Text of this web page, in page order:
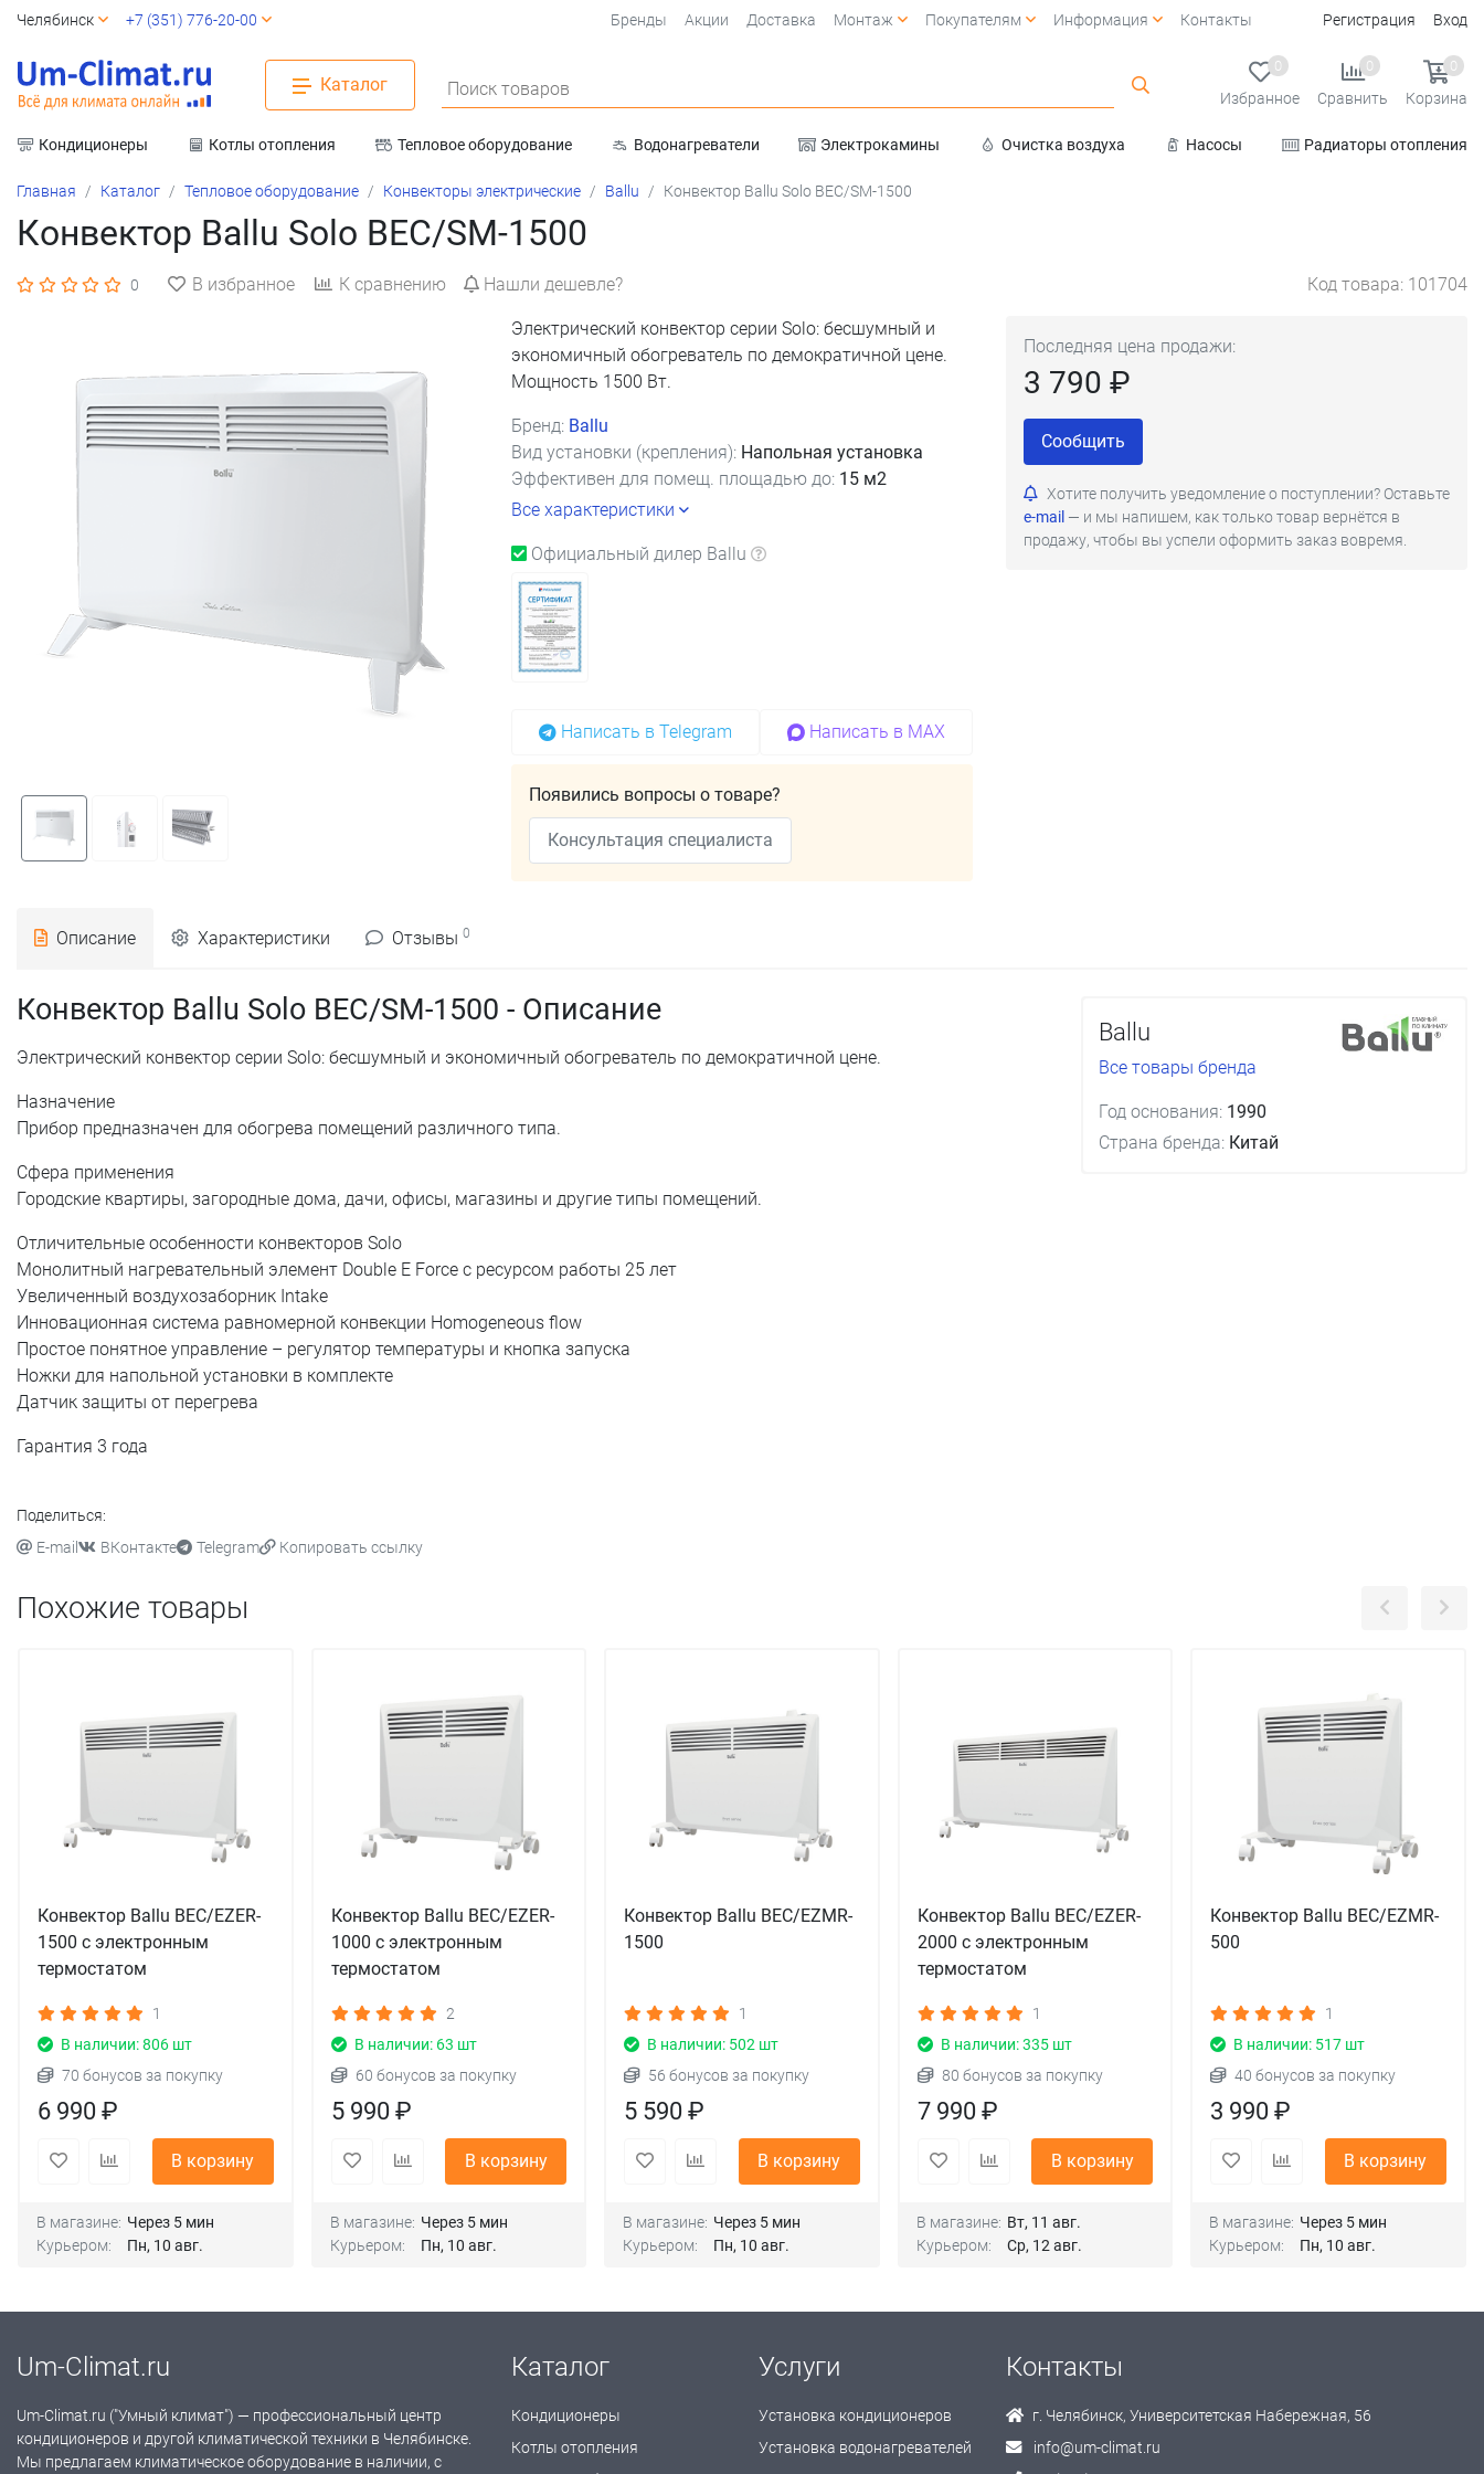
Кондиционеры Котлы отопления Тепловое оборудование Водонагреватели Электрокамины Очистка воздуха Насосы
Радиаторы отопления
Каталог Поиск товаров
0
Избранное
0
Сравнить
0
Корзина
Челябинск +7 (351) 776-20-00 Бренды Акции Доставка Монтаж Покупателям Информация Контакты Регистрация Вход
Главная Каталог Тепловое оборудование Конвекторы электрические Ballu Конвектор Ballu Solo BEC/SM-1500
Конвектор Ballu Solo BEC/SM-1500
0 Код товара: 101704
В избранное К сравнению Нашли дешевле?
Последняя цена продажи:
3 790 ₽
Сообщить
Хотите получить уведомление о поступлении? Оставьте
e-mail — и мы напишем, как только товар вернётся в
продажу, чтобы вы успели оформить заказ вовремя.
Электрический конвектор серии Solo: бесшумный и
экономичный обогреватель по демократичной цене.
Мощность 1500 Вт.
Бренд: Ballu
Вид установки (крепления): Напольная установка
Эффективен для помещ. площадью до: 15 м2
Все характеристики
Официальный дилер Ballu
Написать в Telegram Написать в MAX
Появились вопросы о товаре?
Консультация специалиста
Описание Характеристики Отзывы 0
Конвектор Ballu Solo BEC/SM-1500 - Описание
Электрический конвектор серии Solo: бесшумный и экономичный обогреватель по демократичной цене.
Назначение
Прибор предназначен для обогрева помещений различного типа.
Сфера применения
Городские квартиры, загородные дома, дачи, офисы, магазины и другие типы помещений.
Отличительные особенности конвекторов Solo
Монолитный нагревательный элемент Double E Force c ресурсом работы 25 лет
Увеличенный воздухозаборник Intake
Инновационная система равномерной конвекции Homogeneous flow
Простое понятное управление – регулятор температуры и кнопка запуска
Ножки для напольной установки в комплекте
Датчик защиты от перегрева
Гарантия 3 года
Ballu
Все товары бренда
Год основания: 1990
Страна бренда: Китай
Поделиться:
E-mail
ВКонтакте Telegram Копировать ссылку
Похожие товары
Конвектор Ballu BEC/EZER-
1500 с электронным
термостатом
1
В наличии: 806 шт
70 бонусов за покупку
6 990 ₽
В корзину
В магазине: Через 5 мин
Курьером:
Пн, 10 авг.
Конвектор Ballu BEC/EZER-
1000 с электронным
термостатом
2
В наличии: 63 шт
60 бонусов за покупку
5 990 ₽
В корзину
В магазине: Через 5 мин
Курьером:
Пн, 10 авг.
Конвектор Ballu BEC/EZMR-
1500
1
В наличии: 502 шт
56 бонусов за покупку
5 590 ₽
В корзину
В магазине: Через 5 мин
Курьером:
Пн, 10 авг.
Конвектор Ballu BEC/EZER-
2000 с электронным
термостатом
1
В наличии: 335 шт
80 бонусов за покупку
7 990 ₽
В корзину
В магазине: Вт, 11 авг.
Курьером:
Ср, 12 авг.
Конвектор Ballu BEC/EZMR-
500
1
В наличии: 517 шт
40 бонусов за покупку
3 990 ₽
В корзину
В магазине: Через 5 мин
Курьером:
Пн, 10 авг.
Um-Climat.ru
Um-Climat.ru ("Умный климат") — профессиональный центр
кондиционеров и другой климатической техники в Челябинске.
Мы предлагаем климатическое оборудование в наличии, с
Каталог
Кондиционеры
Котлы отопления
Услуги
Установка кондиционеров
Установка водонагревателей
Контакты
г. Челябинск, Университетская Набережная, 56
info@um-climat.ru